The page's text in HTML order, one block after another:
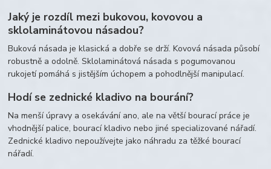
Jaký je rozdíl mezi bukovou, kovovou a
sklolaminátovou násadou?
Buková násada je klasická a dobře se drží. Kovová násada působí
robustně a odolně. Sklolaminátová násada s pogumovanou
rukojetí pomáhá s jistějším úchopem a pohodlnější manipulací.
Hodí se zednické kladivo na bourání?
Na menší úpravy a osekávání ano, ale na větší bourací práce je
vhodnější palice, bourací kladivo nebo jiné specializované nářadí.
Zednické kladivo nepoužívejte jako náhradu za těžké bourací
nářadí.